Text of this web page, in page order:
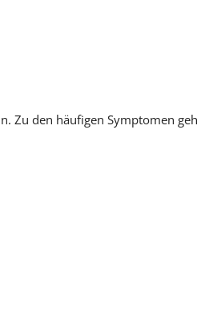
Zu den häufigen Symptomen